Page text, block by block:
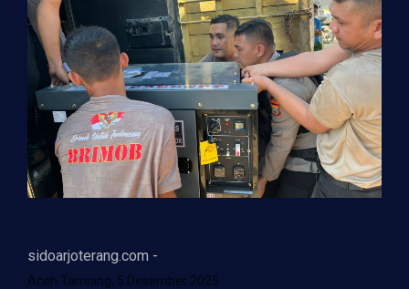
sidoarjoterang.com -
Aceh Tamiang, 5 Desember 2025